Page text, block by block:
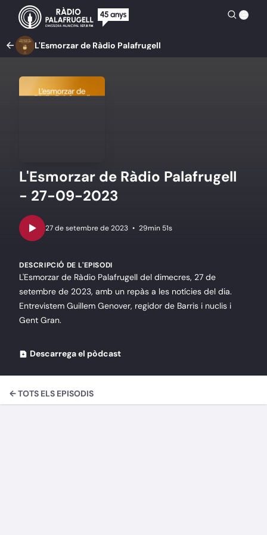
L'Esmorzar de Ràdio Palafrugell
L'Esmorzar de Ràdio Palafrugell
- 27-09-2023
• 29min 51s
DESCRIPCIÓ DE L'EPISODI
L'Esmorzar de Ràdio Palafrugell del dimecres, 27 de
setembre de 2023, amb un repàs a les notícies del dia.
Entrevistem Guillem Genover, regidor de Barris i nuclis i
Gent Gran.
Descarrega el pòdcast
← TOTS ELS EPISODIS